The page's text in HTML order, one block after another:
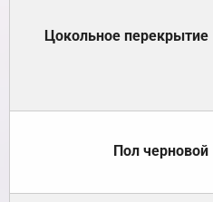
Цокольное перекрытие
Пол черновой